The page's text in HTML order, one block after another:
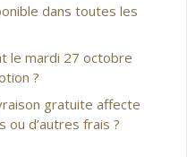
dans toutes les
le mardi 27 octobre
?
gratuite affecte
ou d’autres frais ?